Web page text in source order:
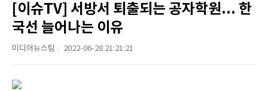
[이슈TV] 서방서 퇴출되는 공자학원... 한
국선 늘어나는 이유
미디어뉴스팀 2022-06-28 21:21:21